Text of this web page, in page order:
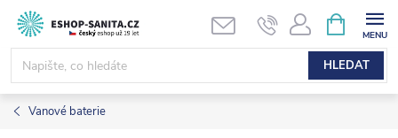
Přejít
obsah
HLEDAT
NÁKUPNÍ
KOŠÍK
Vanové baterie